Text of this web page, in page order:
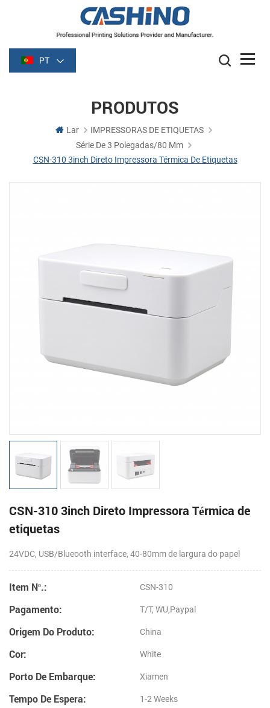
PT
PRODUTOS
Lar
IMPRESSORAS DE ETIQUETAS
Série De 3 Polegadas/80 Mm
CSN-310 3inch Direto Impressora Térmica De Etiquetas
CSN-310 3inch Direto Impressora Térmica de
etiquetas
24VDC, USB/Blueooth interface, 40-80mm de largura do papel
Item Nº.: CSN-310
Pagamento: T/T, WU,Paypal
Origem Do Produto: China
Cor: White
Porto De Embarque: Xiamen
Tempo De Espera: 1-2 Weeks